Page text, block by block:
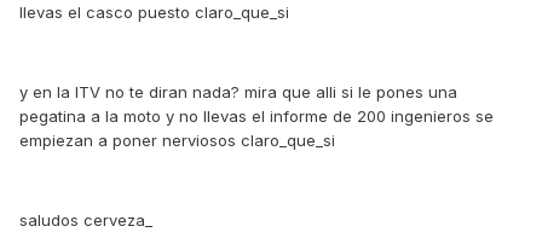
llevas el casco puesto claro_que_si
y en la ITV no te diran nada? mira que alli si le pones una
pegatina a la moto y no llevas el informe de 200 ingenieros se
empiezan a poner nerviosos claro_que_si
saludos cerveza_